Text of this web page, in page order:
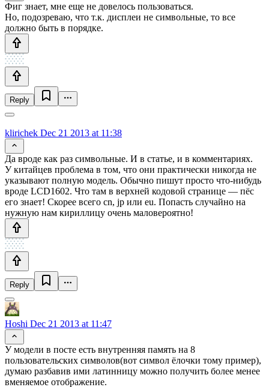
Фиг знает, мне еще не довелось пользоваться.
Но, подозреваю, что т.к. дисплеи не символьные, то все
должно быть в порядке.
Reply
klirichek Dec 21 2013 at 11:38
Да вроде как раз символьные. И в статье, и в комментариях.
У китайцев проблема в том, что они практически никогда не
указывают полную модель. Обычно пишут просто что-нибудь
вроде LCD1602. Что там в верхней кодовой странице — пёс
его знает! Скорее всего cn, jp или eu. Попасть случайно на
нужную нам кириллицу очень маловероятно!
Reply
Hoshi Dec 21 2013 at 11:47
У модели в посте есть внутренняя память на 8
пользовательских символов(вот символ ёлочки тому пример),
думаю разбавив ими латинницу можно получить более менее
вменяемое отображение.